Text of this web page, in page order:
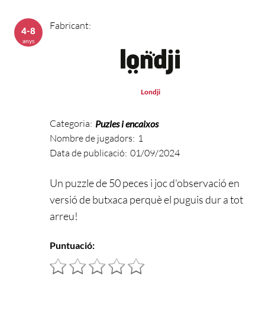
Fabricant:
Londji
Categoria: Puzles i encaixos
Nombre de jugadors: 1
Data de publicació: 01/09/2024
Un puzzle de 50 peces i joc d'observació en
versió de butxaca perquè el puguis dur a tot
arreu!
Puntuació:
4-8
anys